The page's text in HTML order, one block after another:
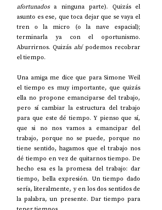
afortunados a ninguna parte). Quizás el
asunto es ese, que toca dejar que se vaya el
tren o la micro (o la nave espacial);
terminarla ya con el oportunismo.
Aburrirnos. Quizás ahí podemos recobrar
el tiempo.
Una amiga me dice que para Simone Weil
el tiempo es muy importante, que quizás
ella no propone emanciparse del trabajo,
pero sí cambiar la estructura del trabajo
para que este dé tiempo. Y pienso que sí,
que si no nos vamos a emancipar del
trabajo, porque no se puede, porque no
tiene sentido, hagamos que el trabajo nos
dé tiempo en vez de quitarnos tiempo. De
hecho esa es la promesa del trabajo: dar
tiempo, bella expresión. Un tiempo dado
sería, literalmente, y en los dos sentidos de
la palabra, un presente. Dar tiempo para